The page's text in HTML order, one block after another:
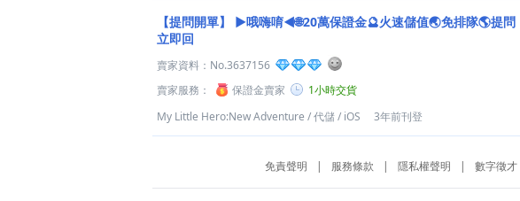
【提問開單】
►哦嗨唷◄🌐20萬保證金🔮火速儲值🌏免排隊🌎提問
立即回
賣家資料： No.3637156
賣家服務：
保證金賣家
1小時交貨
My Little Hero:New Adventure /代儲/ iOS 3年前刊登
免責聲明 | 服務條款 | 隱私權聲明 | 數字徵才